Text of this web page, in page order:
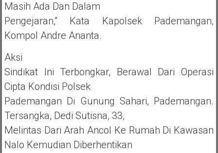
Masih Ada Dan Dalam
Pengejaran,” Kata Kapolsek Pademangan,
Kompol Andre Ananta.
Aksi
Sindikat Ini Terbongkar, Berawal Dari Operasi
Cipta Kondisi Polsek
Pademangan Di Gunung Sahari, Pademangan.
Tersangka, Dedi Sutisna, 33,
Melintas Dari Arah Ancol Ke Rumah Di Kawasan
Nalo Kemudian Diberhentikan